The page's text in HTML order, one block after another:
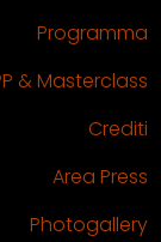
Programma
& Masterclass
Crediti
Area Press
Photogallery